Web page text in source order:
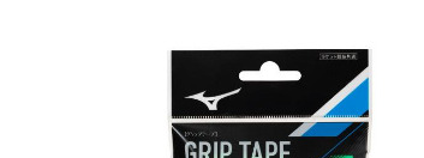
健康／エクササイズ
ジュニア／キッズ